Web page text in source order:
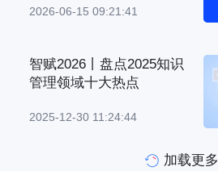
2026-06-15 09:21:41
智赋2026丨盘点2025知识
管理领域十大热点
2025-12-30 11:24:44
加载更多